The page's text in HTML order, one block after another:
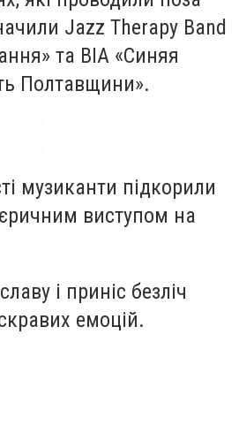
Jazz Therapy Band
та ВІА «Синяя
Полтавщини».
музиканти підкорили
виступом на
і приніс безліч
емоцій.